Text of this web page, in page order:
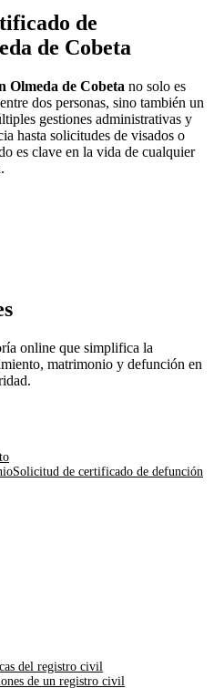
de
de Cobeta
Olmeda de Cobeta no solo es
dos personas, sino también un
gestiones administrativas y
hasta solicitudes de visados o
es clave en la vida de cualquier
.
online que simplifica la
matrimonio y defunción en
Solicitud de certificado de defunción
del registro civil
de un registro civil